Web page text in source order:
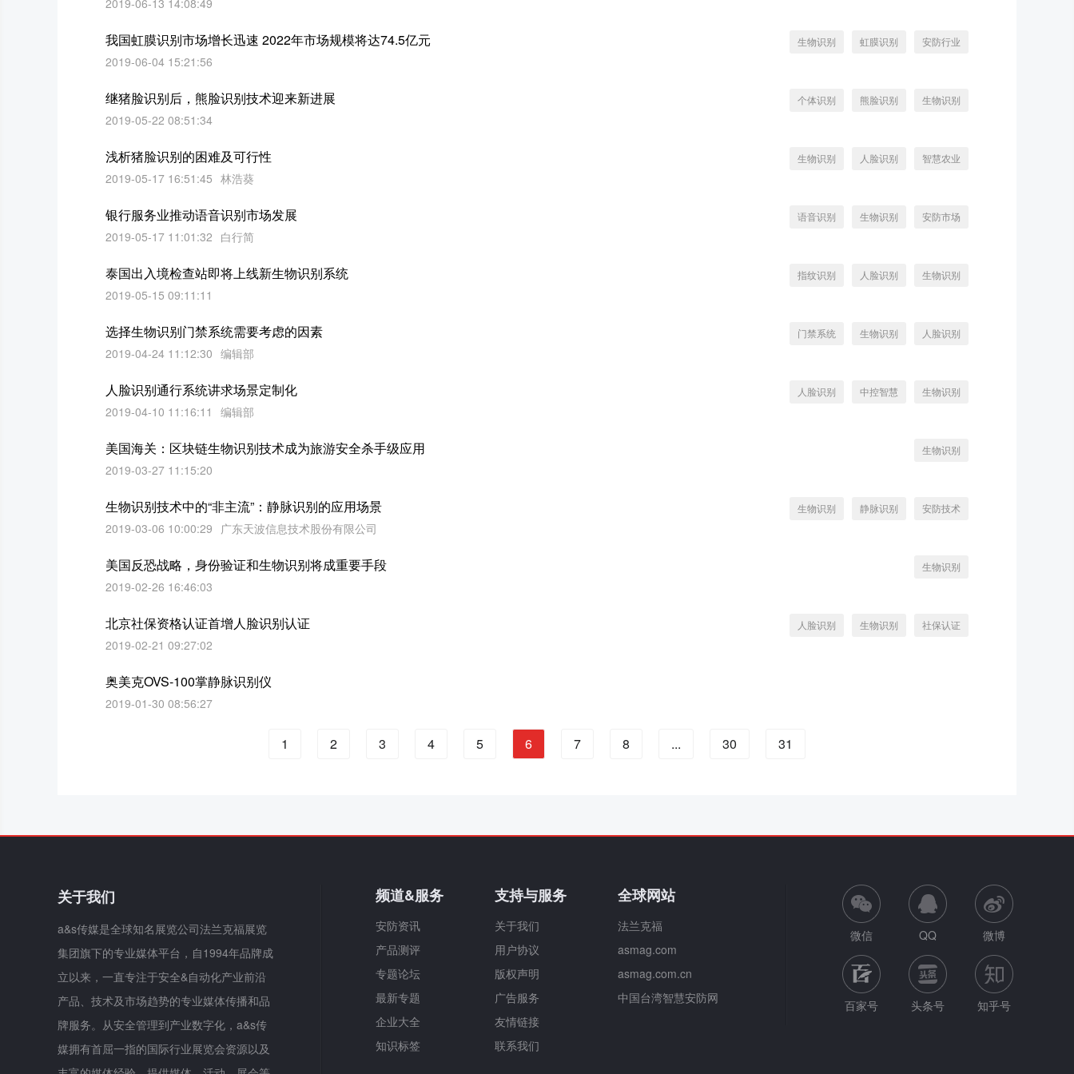
2019-06-13 14:08:49
我国虹膜识别市场增长迅速 2022年市场规模将达74.5亿元
2019-06-04 15:21:56
生物识别 虹膜识别 安防行业
继猪脸识别后，熊脸识别技术迎来新进展
2019-05-22 08:51:34
个体识别 熊脸识别 生物识别
浅析猪脸识别的困难及可行性
2019-05-17 16:51:45 林浩葵
生物识别 人脸识别 智慧农业
银行服务业推动语音识别市场发展
2019-05-17 11:01:32 白行简
语音识别 生物识别 安防市场
泰国出入境检查站即将上线新生物识别系统
2019-05-15 09:11:11
指纹识别 人脸识别 生物识别
选择生物识别门禁系统需要考虑的因素
2019-04-24 11:12:30 编辑部
门禁系统 生物识别 人脸识别
人脸识别通行系统讲求场景定制化
2019-04-10 11:16:11 编辑部
人脸识别 中控智慧 生物识别
美国海关：区块链生物识别技术成为旅游安全杀手级应用
2019-03-27 11:15:20
生物识别
生物识别技术中的“非主流”：静脉识别的应用场景
2019-03-06 10:00:29 广东天波信息技术股份有限公司
生物识别 静脉识别 安防技术
美国反恐战略，身份验证和生物识别将成重要手段
2019-02-26 16:46:03
生物识别
北京社保资格认证首增人脸识别认证
2019-02-21 09:27:02
人脸识别 生物识别 社保认证
奥美克OVS-100掌静脉识别仪
2019-01-30 08:56:27
1 2 3 4 5 6 7 8 ... 30 31
关于我们
a&s传媒是全球知名展览公司法兰克福展览
集团旗下的专业媒体平台，自1994年品牌成
立以来，一直专注于安全&自动化产业前沿
产品、技术及市场趋势的专业媒体传播和品
牌服务。从安全管理到产业数字化，a&s传
媒拥有首屈一指的国际行业展览会资源以及
频道&服务
安防资讯
产品测评
专题论坛
最新专题
企业大全
知识标签
支持与服务
关于我们
用户协议
版权声明
广告服务
友情链接
联系我们
全球网站
法兰克福
asmag.com
asmag.com.cn
中国台湾智慧安防网
微信 QQ 微博
百家号 头条号 知乎号